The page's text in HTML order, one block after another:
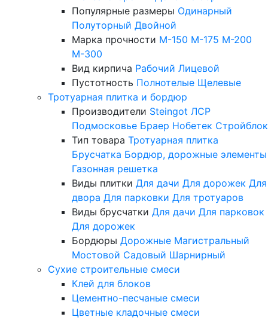
Популярные размеры Одинарный
Полуторный Двойной
Марка прочности М-150 М-175 М-200
М-300
Вид кирпича Рабочий Лицевой
Пустотность Полнотелые Щелевые
Тротуарная плитка и бордюр
Производители Steingot ЛСР
Подмосковье Браер Нобетек Стройблок
Тип товара Тротуарная плитка
Брусчатка Бордюр, дорожные элементы
Газонная решетка
Виды плитки Для дачи Для дорожек Для
двора Для парковки Для тротуаров
Виды брусчатки Для дачи Для парковок
Для дорожек
Бордюры Дорожные Магистральный
Мостовой Садовый Шарнирный
Сухие строительные смеси
Клей для блоков
Цементно-песчаные смеси
Цветные кладочные смеси